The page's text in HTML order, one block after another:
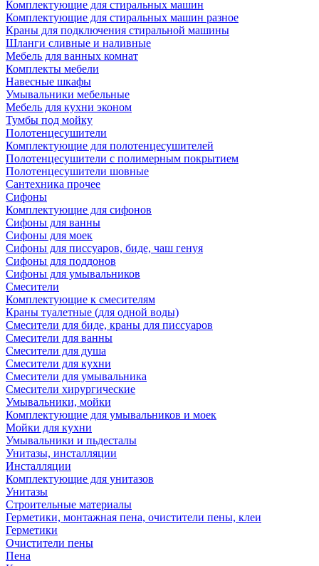
Комплектующие для стиральных машин
Комплектующие для стиральных машин разное
Краны для подключения стиральной машины
Шланги сливные и наливные
Мебель для ванных комнат
Комплекты мебели
Навесные шкафы
Умывальники мебельные
Мебель для кухни эконом
Тумбы под мойку
Полотенцесушители
Комплектующие для полотенцесушителей
Полотенцесушители с полимерным покрытием
Полотенцесушители шовные
Сантехника прочее
Сифоны
Комплектующие для сифонов
Сифоны для ванны
Сифоны для моек
Сифоны для писсуаров, биде, чаш генуя
Сифоны для поддонов
Сифоны для умывальников
Смесители
Комплектующие к смесителям
Краны туалетные (для одной воды)
Смесители для биде, краны для писсуаров
Смесители для ванны
Смесители для душа
Смесители для кухни
Смесители для умывальника
Смесители хирургические
Умывальники, мойки
Комплектующие для умывальников и моек
Мойки для кухни
Умывальники и пьдесталы
Унитазы, инсталляции
Инсталляции
Комплектующие для унитазов
Унитазы
Строительные материалы
Герметики, монтажная пена, очистители пены, клеи
Герметики
Очистители пены
Пена